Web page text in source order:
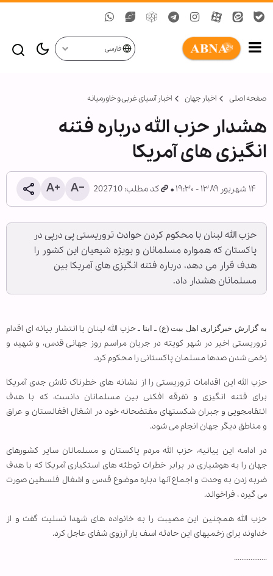
فارسی
صفحه اصلی اخبار جهان اخبار آسیای غربی و خاورمیانه
هشدار حزب الله درباره فتنه
انگیزی های آمریکا
۱۴ شهریور ۱۳۸۹ - ۱۹:۳۰ کد مطلب: 202710
حزب الله لبنان با محکوم کردن حوادث تروریستی پی درپی در
پاکستان که همواره مسلمانان و بویژه شیعیان این کشور را
هدف قرار می دهد، درباره فتنه انگیزی های آمریکا بین
مسلمانان هشدار داد.
به گزارش خبرگزاری اهل بیت (ع) ـ ابنا ـحزب الله لبنان با انتشار بیانه ای اقدام
تروریستی اخیر در شهر کویته در جریان مراسم روز جهانی قدس، و شهید و
زخمی شدن صدها مسلمان پاکستانی را محکوم کرد.
حزب الله این اقدامات تروریستی را از نشانه های خطرناک تلاش جدی آمریکا
برای فتنه انگیزی و تفرقه افکنی بین مسلمانان دانست، که با هدف
انتقامجویی و جبران شکستهای مفتضحانه خود در اشغال افغانستان و عراق
و مناطق دیگر جهان انجام می شود.
در ادامه این بیانیه، حزب الله مردم پاکستان و مسلمانان سایر کشورهای
جهان را به هوشیاری در برابر خطرات توطئه های استکباری آمریکا که با هدف
ضربه زدن به وحدت و اجماع آنها دباره موضوع قدس و اشغال فلسطین صورت
می گیرد ، فراخواند.
حزب الله همچنین این مصیبت را به خانواده های شهدا تسلیت گفت و از
خداوند برای زخمیهای این حادثه اسف بار آرزوی شفای عاجل کرد.
..................